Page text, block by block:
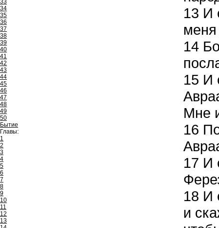
33
34
35
36
37
38
39
40
41
42
43
44
45
46
47
48
49
50
Бытие
Главы:
1
2
3
4
5
6
7
8
9
10
11
12
13
13 И
14
15 И
Мне
16
17 И
18 И
и